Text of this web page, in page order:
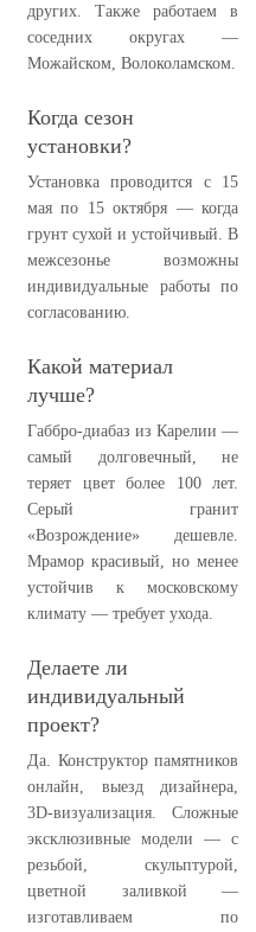
других. Также работаем в
соседних округах —
Можайском, Волоколамском.
Когда сезон
установки?
Установка проводится с 15
мая по 15 октября — когда
грунт сухой и устойчивый. В
межсезонье возможны
индивидуальные работы по
согласованию.
Какой материал
лучше?
Габбро-диабаз из Карелии —
самый долговечный, не
теряет цвет более 100 лет.
Серый гранит
«Возрождение» дешевле.
Мрамор красивый, но менее
устойчив к московскому
климату — требует ухода.
Делаете ли
индивидуальный
проект?
Да. Конструктор памятников
онлайн, выезд дизайнера,
3D-визуализация. Сложные
эксклюзивные модели — с
резьбой, скульптурой,
цветной заливкой —
изготавливаем по